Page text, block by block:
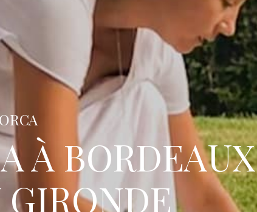
À BORDEAUX
GIRONDE